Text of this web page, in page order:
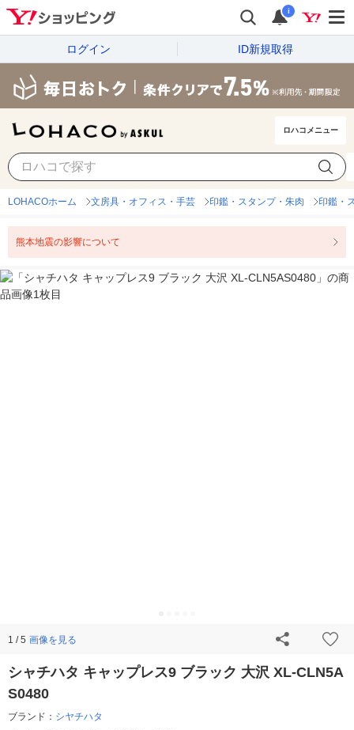
i
ログイン ID新規取得
ロハコメニュー
LOHACOホーム 文房具・オフィス・手芸 印鑑・スタンプ・朱肉 印鑑・
熊本地震の影響について
1 / 5 画像を見る
シャチハタ キャップレス9 ブラック 大沢 XL-CLN5A
S0480
ブランド： シヤチハタ